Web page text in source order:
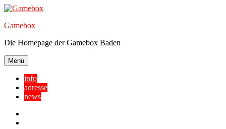
Skip
content
Gamebox
Die Homepage der Gamebox Baden
Menu
info
adresse
news